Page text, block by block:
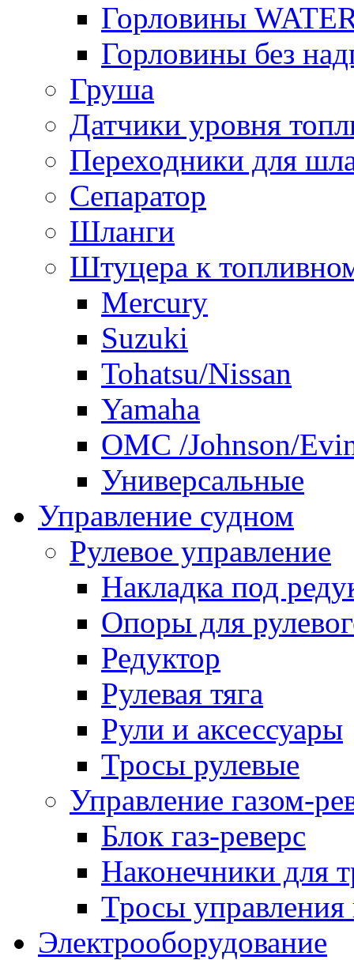
Горловины
Горловины без
Груша
Датчики уровня
Переходники для
Сепаратор
Шланги
Штуцера к
Mercury
Suzuki
Tohatsu/Nissan
Yamaha
ОМС /Johnson/
Универсальные
Управление судном
Рулевое управление
Накладка под
Опоры для
Редуктор
Рулевая тяга
Рули и аксессуары
Тросы рулевые
Управление газом-
Блок газ-реверс
Наконечники для
Тросы управления
Электрооборудование